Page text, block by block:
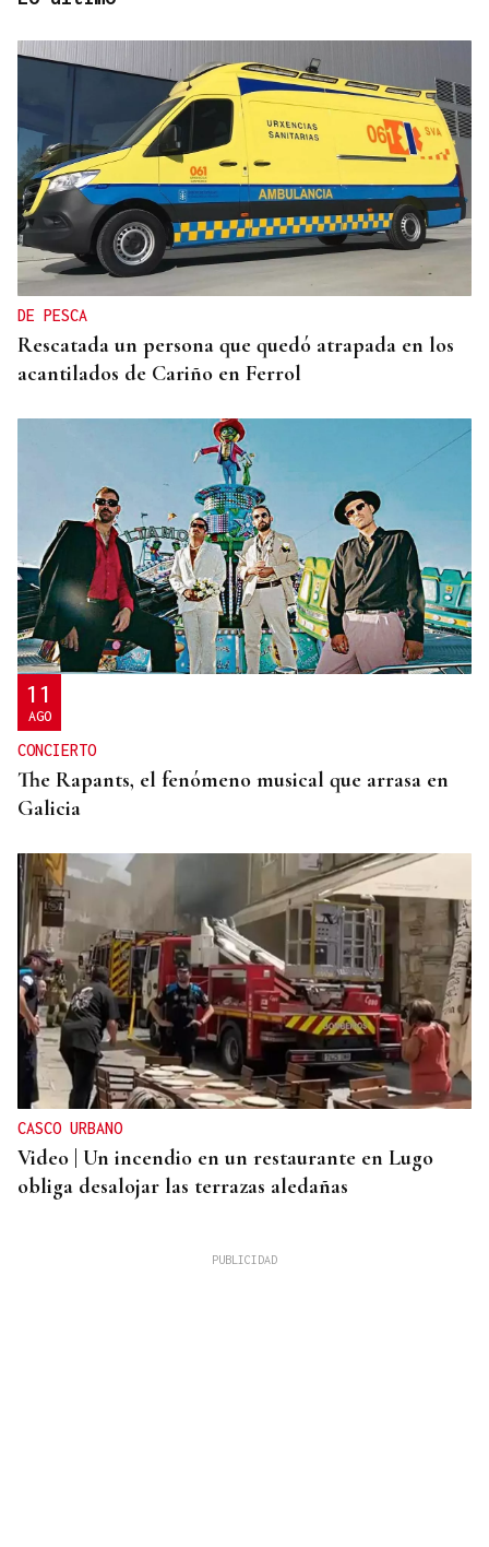
MODA
Black Friday 2025: el (ya no tan) secreto mejor
guardado del armario de las que más saben
DE PESCA
Rescatada un persona que quedó atrapada en los
acantilados de Cariño en Ferrol
11
AGO
CONCIERTO
The Rapants, el fenómeno musical que arrasa en
Galicia
CASCO URBANO
Video | Un incendio en un restaurante en Lugo
obliga desalojar las terrazas aledañas